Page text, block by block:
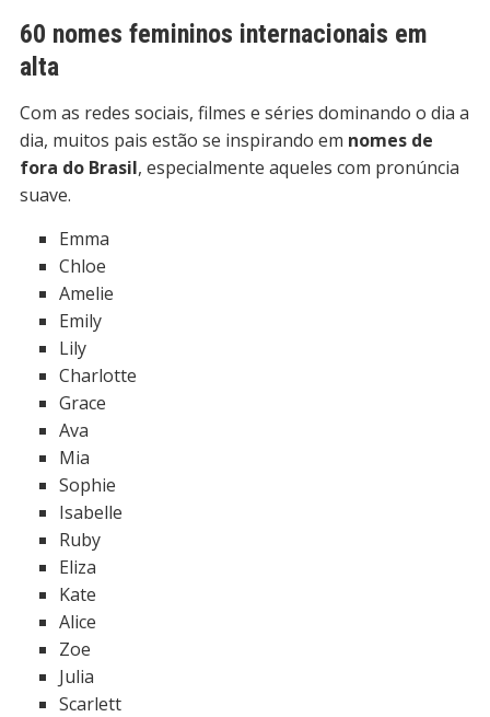
60 nomes femininos internacionais em
alta
Com as redes sociais, filmes e séries dominando o dia a
dia, muitos pais estão se inspirando em nomes de
fora do Brasil, especialmente aqueles com pronúncia
suave.
Emma
Chloe
Amelie
Emily
Lily
Charlotte
Grace
Ava
Mia
Sophie
Isabelle
Ruby
Eliza
Kate
Alice
Zoe
Julia
Scarlett